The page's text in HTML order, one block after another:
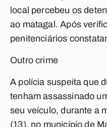
local percebeu os
ao matagal. Após
penitenciários
Outro crime
A polícia suspeita que
tenham assassinado
seu veículo, durante a
(13), no município de